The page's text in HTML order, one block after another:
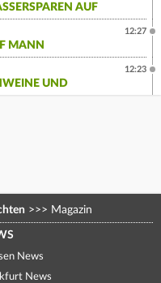
AUF
12:27
UND
12:23
>>> Magazin
News
News